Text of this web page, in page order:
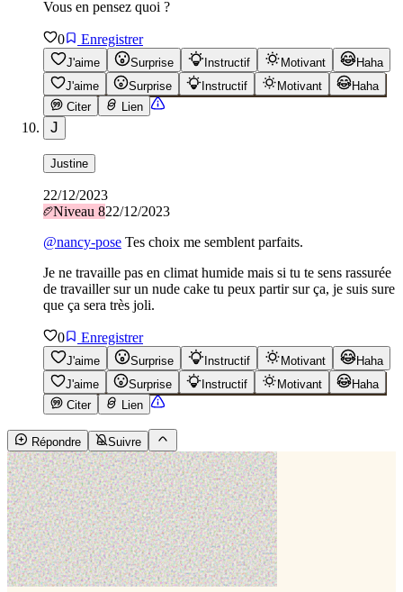
Vous en pensez quoi ?
0 Enregistrer
J'aime Surprise Instructif Motivant
Haha
J'aime
Surprise Instructif Motivant
Haha
Citer
Lien
J
Justine
22/12/2023
Niveau 822/12/2023
@nancy-pose Tes choix me semblent parfaits.
Je ne travaille pas en climat humide mais si tu te sens rassurée
de travailler sur un nude cake tu peux partir sur ça, je suis sure
que ça sera très joli.
0 Enregistrer
J'aime Surprise Instructif Motivant
Haha
J'aime
Surprise Instructif Motivant
Haha
Citer
Lien
Répondre Suivre